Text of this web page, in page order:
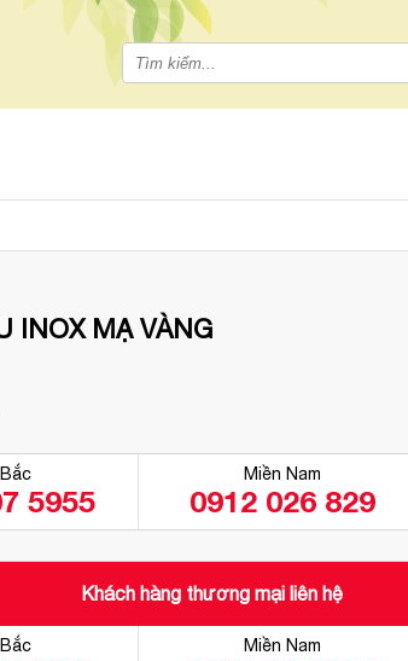
INOX MẠ VÀNG
5955
Miền Nam
0912 026 829
Khách hàng thương mại liên hệ
Miền Nam